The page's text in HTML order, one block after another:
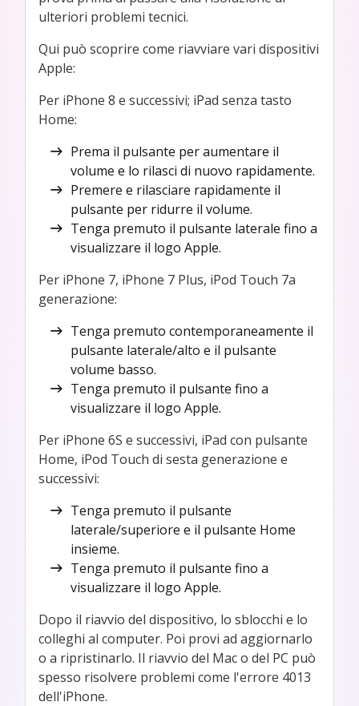
ulteriori problemi tecnici.
Qui può scoprire come riavviare vari dispositivi
Apple:
Per iPhone 8 e successivi; iPad senza tasto
Home:
Prema il pulsante per aumentare il
volume e lo rilasci di nuovo rapidamente.
Premere e rilasciare rapidamente il
pulsante per ridurre il volume.
Tenga premuto il pulsante laterale fino a
visualizzare il logo Apple.
Per iPhone 7, iPhone 7 Plus, iPod Touch 7a
generazione:
Tenga premuto contemporaneamente il
pulsante laterale/alto e il pulsante
volume basso.
Tenga premuto il pulsante fino a
visualizzare il logo Apple.
Per iPhone 6S e successivi, iPad con pulsante
Home, iPod Touch di sesta generazione e
successivi:
Tenga premuto il pulsante
laterale/superiore e il pulsante Home
insieme.
Tenga premuto il pulsante fino a
visualizzare il logo Apple.
Dopo il riavvio del dispositivo, lo sblocchi e lo
colleghi al computer. Poi provi ad aggiornarlo
o a ripristinarlo. Il riavvio del Mac o del PC può
spesso risolvere problemi come l'errore 4013
dell'iPhone.